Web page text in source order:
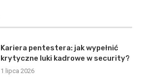
Kariera pentestera: jak wypełnić
krytyczne luki kadrowe w security?
1 lipca 2026